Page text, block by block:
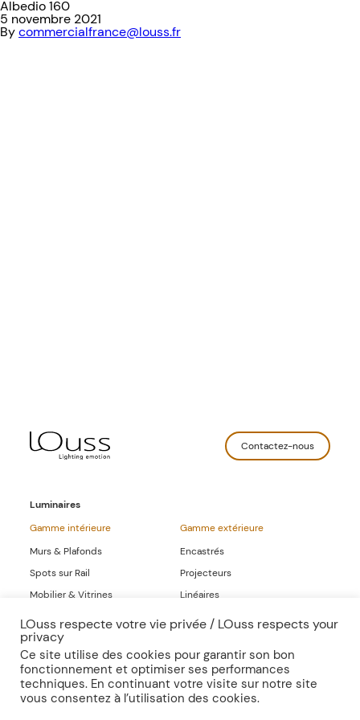
Albedio 160
5 novembre 2021
Bycommercialfrance@louss.fr
Contactez-nous
Luminaires
Gamme intérieure
Murs & Plafonds
Spots sur Rail
Mobilier & Vitrines
Gammes Complètes
Gamme extérieure
Encastrés
Projecteurs
Linéaires
Sur-mesure
Inspirations
Publications
Presse
LOuss respecte votre vie privée / LOuss respects your
privacy
Ce site utilise des cookies pour garantir son bon
fonctionnement et optimiser ses performances
techniques. En continuant votre visite sur notre site
vous consentez à l’utilisation des cookies.